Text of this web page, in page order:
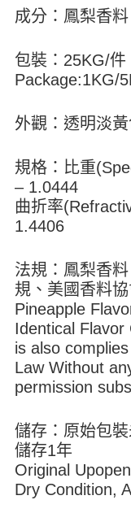
成分：鳳梨香料
包裝：25KG/
Package:1KG/
外觀：透明淡
規格：比重
– 1.0444
曲折率
1.4406
法規：鳳梨香
規、美國香料
Pineapple
Identical Flavor
is also
Law Without
permission
儲存：原始包
儲存1年
Original
Dry Condition,